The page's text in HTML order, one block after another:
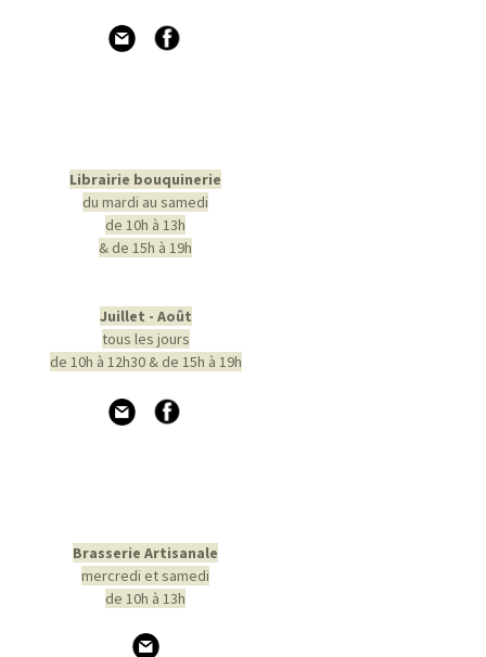
Librairie bouquinerie
du mardi au samedi
de 10h à 13h
& de 15h à 19h
Juillet - Août
tous les jours
de 10h à 12h30 & de 15h à 19h
Brasserie Artisanale
mercredi et samedi
de 10h à 13h